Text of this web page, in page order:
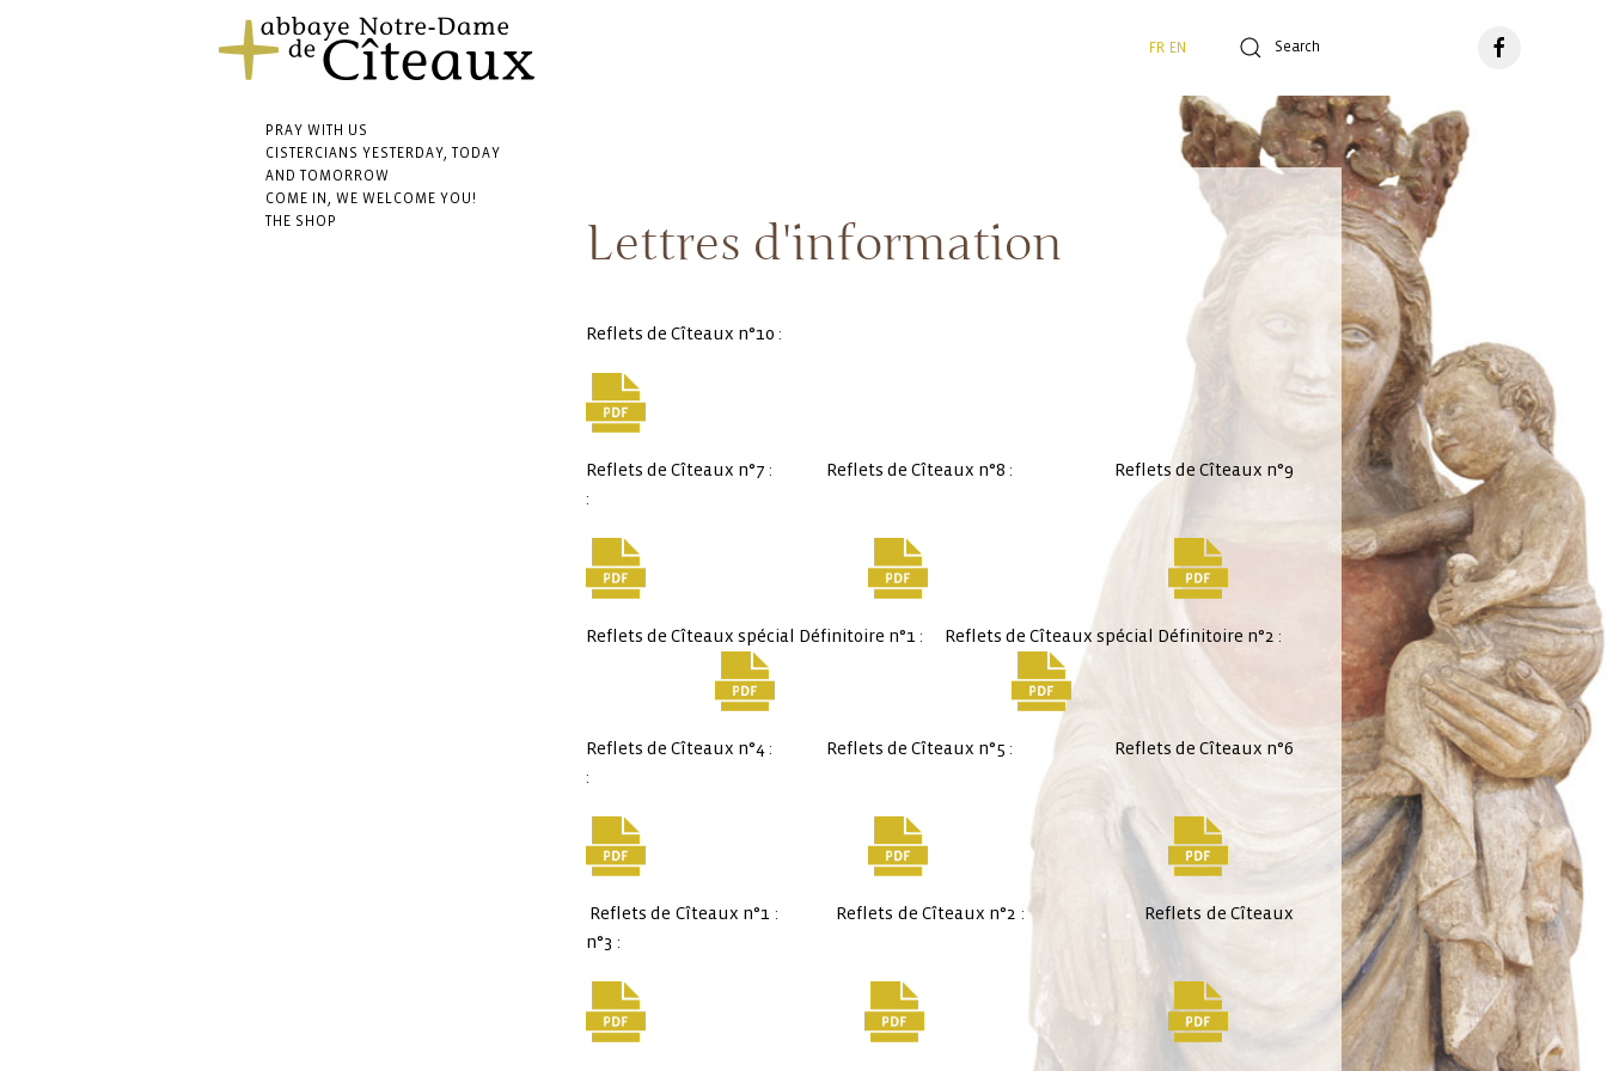
FR EN
Lettres d'information
Reflets de Cîteaux n°10 :
Reflets de Cîteaux n°7 : Reflets de Cîteaux n°8 : Reflets de Cîteaux n°9
:
Reflets de Cîteaux spécial Définitoire n°1 : Reflets de Cîteaux spécial Définitoire n°2 :
Reflets de Cîteaux n°4 : Reflets de Cîteaux n°5 : Reflets de Cîteaux n°6
:
Reflets de Cîteaux n°1 : Reflets de Cîteaux n°2 : Reflets de Cîteaux
n°3 :
PRAY WITH US
CISTERCIANS YESTERDAY, TODAY
AND TOMORROW
COME IN, WE WELCOME YOU!
THE SHOP